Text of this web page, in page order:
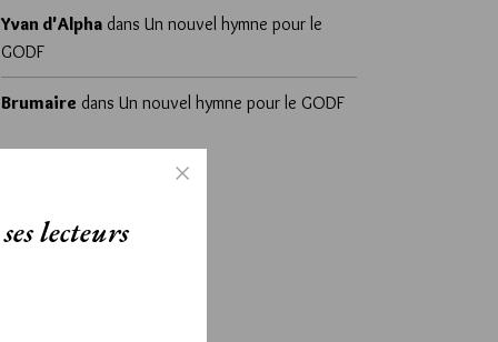
Yvan d'Alpha dans Un nouvel hymne pour le
GODF
Brumaire dans Un nouvel hymne pour le GODF
lecteurs